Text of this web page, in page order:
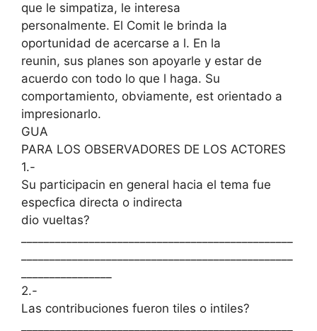
que le simpatiza, le interesa
personalmente. El Comit le brinda la
oportunidad de acercarse a l. En la
reunin, sus planes son apoyarle y estar de
acuerdo con todo lo que l haga. Su
comportamiento, obviamente, est orientado a
impresionarlo.
GUA
PARA LOS OBSERVADORES DE LOS ACTORES
1.-
Su participacin en general hacia el tema fue
especfica directa o indirecta
dio vueltas?
2.-
Las contribuciones fueron tiles o intiles?